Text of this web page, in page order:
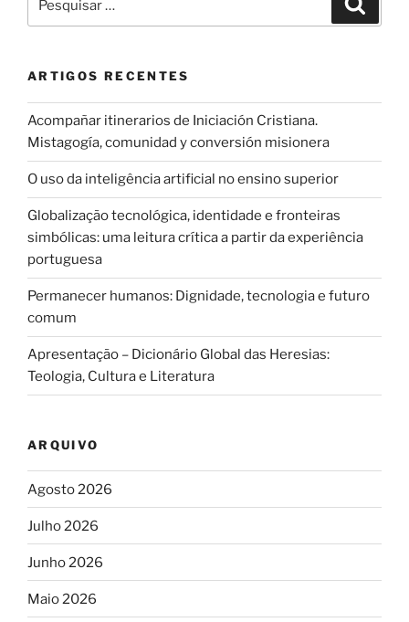
por:
ARTIGOS RECENTES
Acompañar itinerarios de Iniciación Cristiana.
Mistagogía, comunidad y conversión misionera
O uso da inteligência artificial no ensino superior
Globalização tecnológica, identidade e fronteiras
simbólicas: uma leitura crítica a partir da experiência
portuguesa
Permanecer humanos: Dignidade, tecnologia e futuro
comum
Apresentação – Dicionário Global das Heresias:
Teologia, Cultura e Literatura
ARQUIVO
Agosto 2026
Julho 2026
Junho 2026
Maio 2026